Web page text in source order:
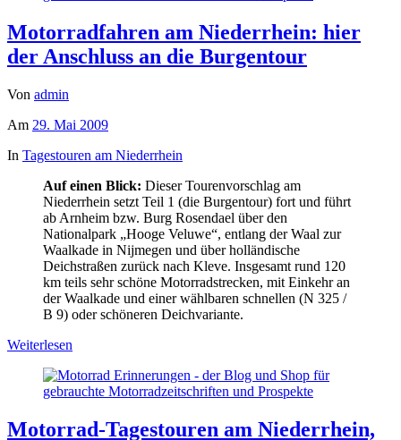
Motorradfahren am Niederrhein: hier
der Anschluss an die Burgentour
Von admin
Am 29. Mai 2009
In Tagestouren am Niederrhein
Auf einen Blick: Dieser Tourenvorschlag am
Niederrhein setzt Teil 1 (die Burgentour) fort und führt
ab Arnheim bzw. Burg Rosendael über den
Nationalpark „Hooge Veluwe“, entlang der Waal zur
Waalkade in Nijmegen und über holländische
Deichstraßen zurück nach Kleve. Insgesamt rund 120
km teils sehr schöne Motorradstrecken, mit Einkehr an
der Waalkade und einer wählbaren schnellen (N 325 /
B 9) oder schöneren Deichvariante.
Weiterlesen
Motorrad-Tagestouren am Niederrhein,